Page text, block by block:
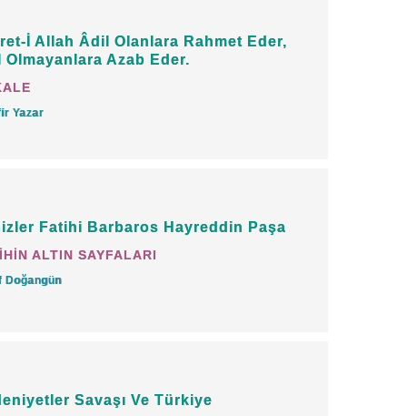
alınmasını vasiyet edenlere âittir.
etmediği halde, vârisin de haberi
ise Allah-u Teâlâ şöyle
öldürürse, onun cezası, içinde
kapsamına girmektedirler.
İ Allah Âdil Olanlara Rahmet Eder,
Olmayanlara Azab Eder.
Yazar
Fatihi Barbaros Hayreddin Paşa
ALTIN SAYFALARI
Doğangün
Savaşı Ve Türkiye